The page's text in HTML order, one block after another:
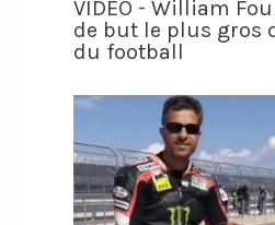
VIDÉO - William
de but le plus gros
du football